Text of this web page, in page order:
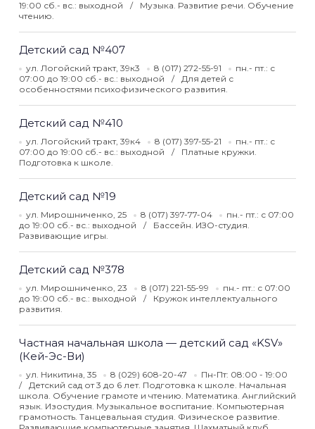
19:00 сб.- вс.: выходной
Музыка. Развитие речи. Обучение
чтению.
Детский сад №407
ул. Логойский тракт, 39к3 8 (017) 272-55-91
пн.- пт.: с
07:00 до 19:00 сб.- вс.: выходной
Для детей с
особенностями психофизического развития.
Детский сад №410
ул. Логойский тракт, 39к4 8 (017) 397-55-21
пн.- пт.: с
07:00 до 19:00 сб.- вс.: выходной
Платные кружки.
Подготовка к школе.
Детский сад №19
ул. Мирошниченко, 25 8 (017) 397-77-04
пн.- пт.: с 07:00
до 19:00 сб.- вс.: выходной
Бассейн. ИЗО-студия.
Развивающие игры.
Детский сад №378
ул. Мирошниченко, 23 8 (017) 221-55-99
пн.- пт.: с 07:00
до 19:00 сб.- вс.: выходной
Кружок интеллектуального
развития.
Частная начальная школа — детский сад «KSV»
(Кей-Эс-Ви)
ул. Никитина, 35 8 (029) 608-20-47
Пн-Пт: 08:00 - 19:00
Детский сад от 3 до 6 лет. Подготовка к школе. Начальная
школа. Обучение грамоте и чтению. Математика. Английский
язык. Изостудия. Музыкальное воспитание. Компьютерная
грамотность. Танцевальная студия. Физическое развитие.